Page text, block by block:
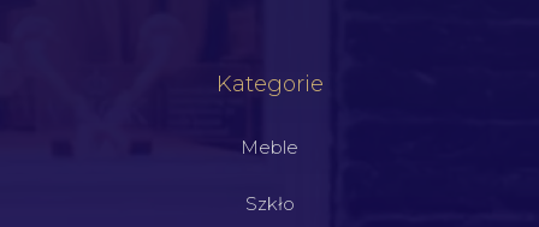
Kategorie
Meble
Szkło